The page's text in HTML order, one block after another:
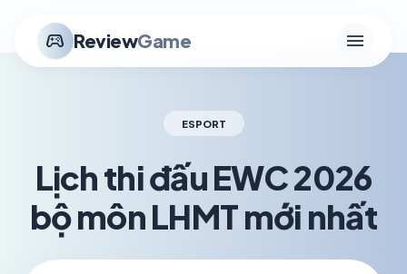
stadia_controller ReviewGame menu
ESPORT
Lịch thi đấu EWC 2026
bộ môn LHMT mới nhất